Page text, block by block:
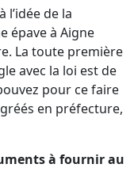
l’idée de la
épave à Aigne
La toute première
avec la loi est de
pour ce faire
en préfecture,
à fournir au